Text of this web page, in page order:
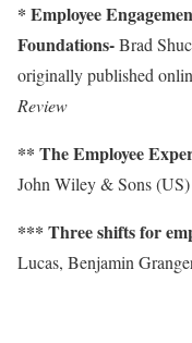
* Employee
Foundations-Brad
originally published
Review
** The Employee
John Wiley & Sons
*** Three shifts for
Lucas, Benjamin